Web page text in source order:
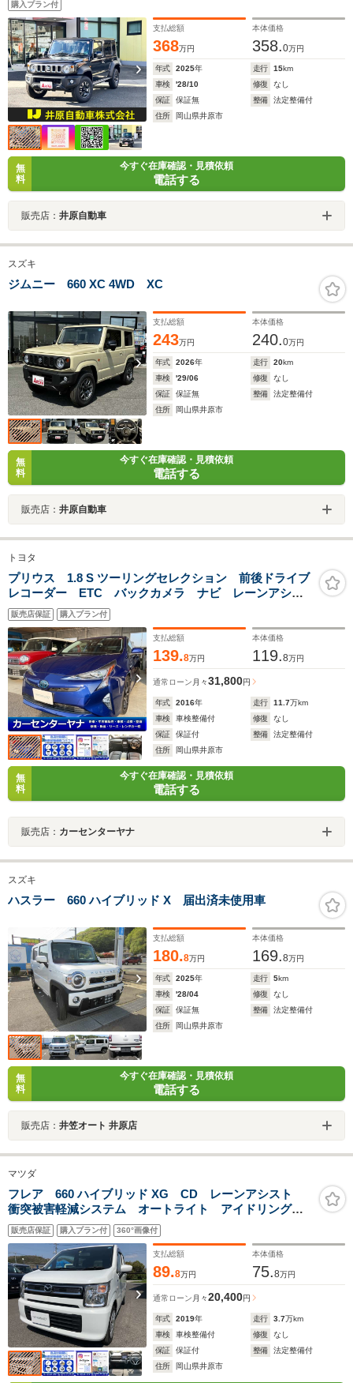
キーレス フルフラットシート 純正アルミホイール
フロントフォグランプ
購入プラン付
支払総額
368万円
本体価格
358.0万円
年式 2025年 走行 15km
車検
'28/10 修復
なし
保証
保証無 整備
法定整備付
住所
岡山県井原市
無
料
今すぐ在庫確認・見積依頼
電話する
販売店： 井原自動車
スズキ
ジムニー 660 XC 4WD XC
支払総額
243万円
本体価格
240.0万円
年式 2026年 走行 20km
車検
'29/06 修復
なし
保証
保証無 整備
法定整備付
住所
岡山県井原市
無
料
今すぐ在庫確認・見積依頼
電話する
販売店： 井原自動車
トヨタ
プリウス 1.8 S ツーリングセレクション 前後ドライブ
レコーダー ETC バックカメラ ナビ レーンアシス
ト オートクルーズコントロール アルミホイール オ
ートライト スマートキー 電動格納ミラー CVT
CD エアコン
販売店保証 購入プラン付
支払総額
139.8万円
本体価格
119.8万円
通常ローン 月々31,800円
年式 2016年 走行 11.7万km
車検
車検整備付 修復
なし
保証
保証付 整備
法定整備付
住所
岡山県井原市
無
料
今すぐ在庫確認・見積依頼
電話する
販売店： カーセンターヤナ
スズキ
ハスラー 660 ハイブリッド X 届出済未使用車
支払総額
180.8万円
本体価格
169.8万円
年式 2025年 走行 5km
車検
'28/04 修復
なし
保証
保証無 整備
法定整備付
住所
岡山県井原市
無
料
今すぐ在庫確認・見積依頼
電話する
販売店： 井笠オート 井原店
マツダ
フレア 660 ハイブリッド XG CD レーンアシスト
衝突被害軽減システム オートライト アイドリングス
トップ 電動格納ミラー シートヒーター ETC ベン
チシート CVT ESC Bluetooth エアコン ナビ
販売店保証 購入プラン付 360°画像付
支払総額
89.8万円
本体価格
75.8万円
通常ローン 月々20,400円
年式 2019年 走行 3.7万km
車検
車検整備付 修復
なし
保証
保証付 整備
法定整備付
住所
岡山県井原市